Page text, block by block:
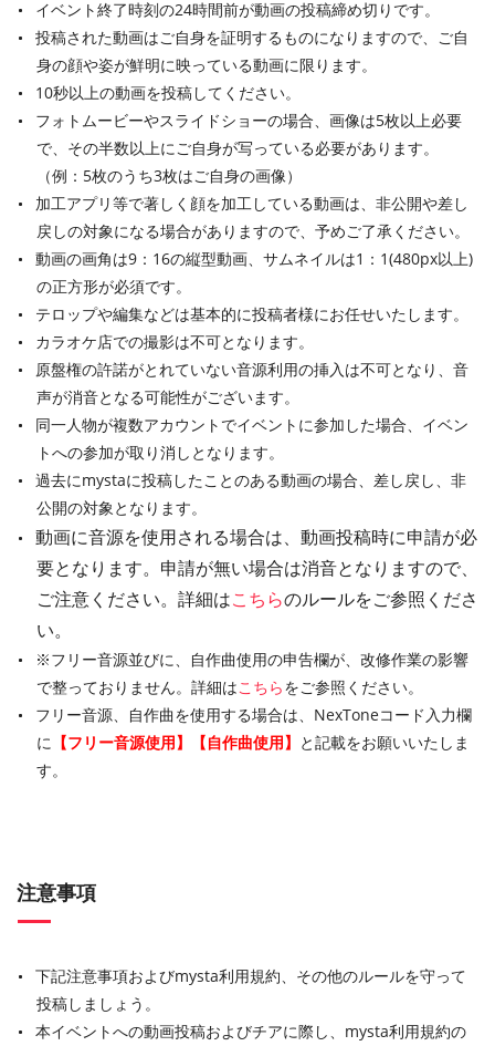
イベント終了時刻の24時間前が動画の投稿締め切りです。
投稿された動画はご自身を証明するものになりますので、ご自
身の顔や姿が鮮明に映っている動画に限ります。
10秒以上の動画を投稿してください。
フォトムービーやスライドショーの場合、画像は5枚以上必要
で、その半数以上にご自身が写っている必要があります。
（例：5枚のうち3枚はご自身の画像）
加工アプリ等で著しく顔を加工している動画は、非公開や差し
戻しの対象になる場合がありますので、予めご了承ください。
動画の画角は9：16の縦型動画、サムネイルは1：1(480px以上)
の正方形が必須です。
テロップや編集などは基本的に投稿者様にお任せいたします。
カラオケ店での撮影は不可となります。
原盤権の許諾がとれていない音源利用の挿入は不可となり、音
声が消音となる可能性がございます。
同一人物が複数アカウントでイベントに参加した場合、イベン
トへの参加が取り消しとなります。
過去にmystaに投稿したことのある動画の場合、差し戻し、非
公開の対象となります。
動画に音源を使用される場合は、動画投稿時に申請が必
要となります。申請が無い場合は消音となりますので、
ご注意ください。詳細はこちらのルールをご参照くださ
い。
※フリー音源並びに、自作曲使用の申告欄が、改修作業の影響
で整っておりません。詳細はこちらをご参照ください。
フリー音源、自作曲を使用する場合は、NexToneコード入力欄
に 【フリー音源使用】【自作曲使用】
と記載をお願いいたしま
す。
注意事項
下記注意事項およびmysta利用規約、その他のルールを守って
投稿しましょう。
本イベントへの動画投稿およびチアに際し、mysta利用規約の